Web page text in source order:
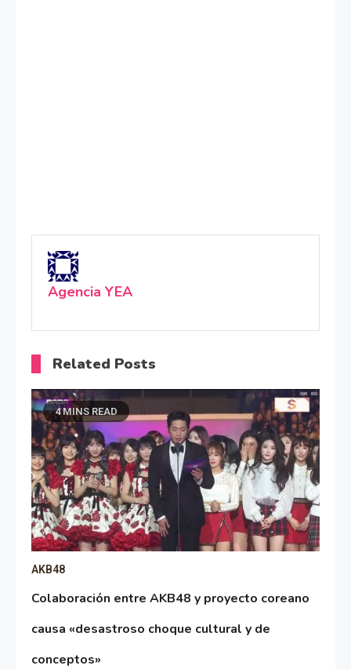
Agencia YEA
Related Posts
4 MINS READ
AKB48
Colaboración entre AKB48 y proyecto coreano
causa «desastroso choque cultural y de
conceptos»